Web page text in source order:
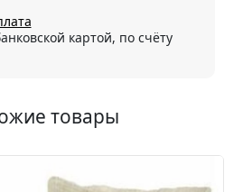
картой, по счёту
товары